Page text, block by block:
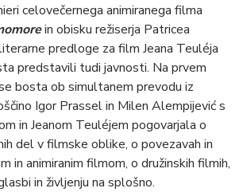
celovečernega animiranega filma
in obisku režiserja Patricea
predloge za film Jeana Teuléja
predstavili tudi javnosti. Na prvem
bosta ob simultanem prevodu iz
Igor Prassel in Milen Alempijević s
in Jeanom Teuléjem pogovarjala o
del v filmske oblike, o povezavah in
in animiranim filmom, o družinskih filmih,
in življenju na splošno.